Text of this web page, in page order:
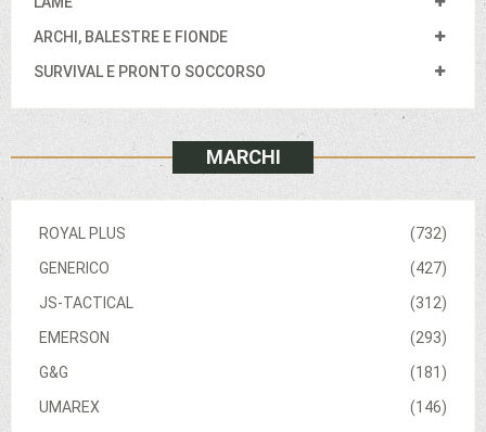
ARCHI, BALESTRE E FIONDE
SURVIVAL E PRONTO SOCCORSO
MARCHI
(732)
ROYAL PLUS
(427)
GENERICO
(312)
JS-TACTICAL
(293)
EMERSON
(181)
G&G
(146)
UMAREX